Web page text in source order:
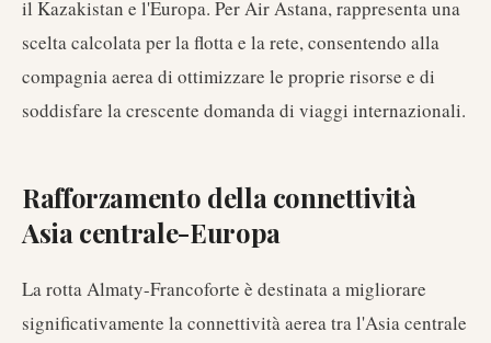
il Kazakistan e l'Europa. Per Air Astana, rappresenta una
scelta calcolata per la flotta e la rete, consentendo alla
compagnia aerea di ottimizzare le proprie risorse e di
soddisfare la crescente domanda di viaggi internazionali.
Rafforzamento della connettività
Asia centrale-Europa
La rotta Almaty-Francoforte è destinata a migliorare
significativamente la connettività aerea tra l'Asia centrale